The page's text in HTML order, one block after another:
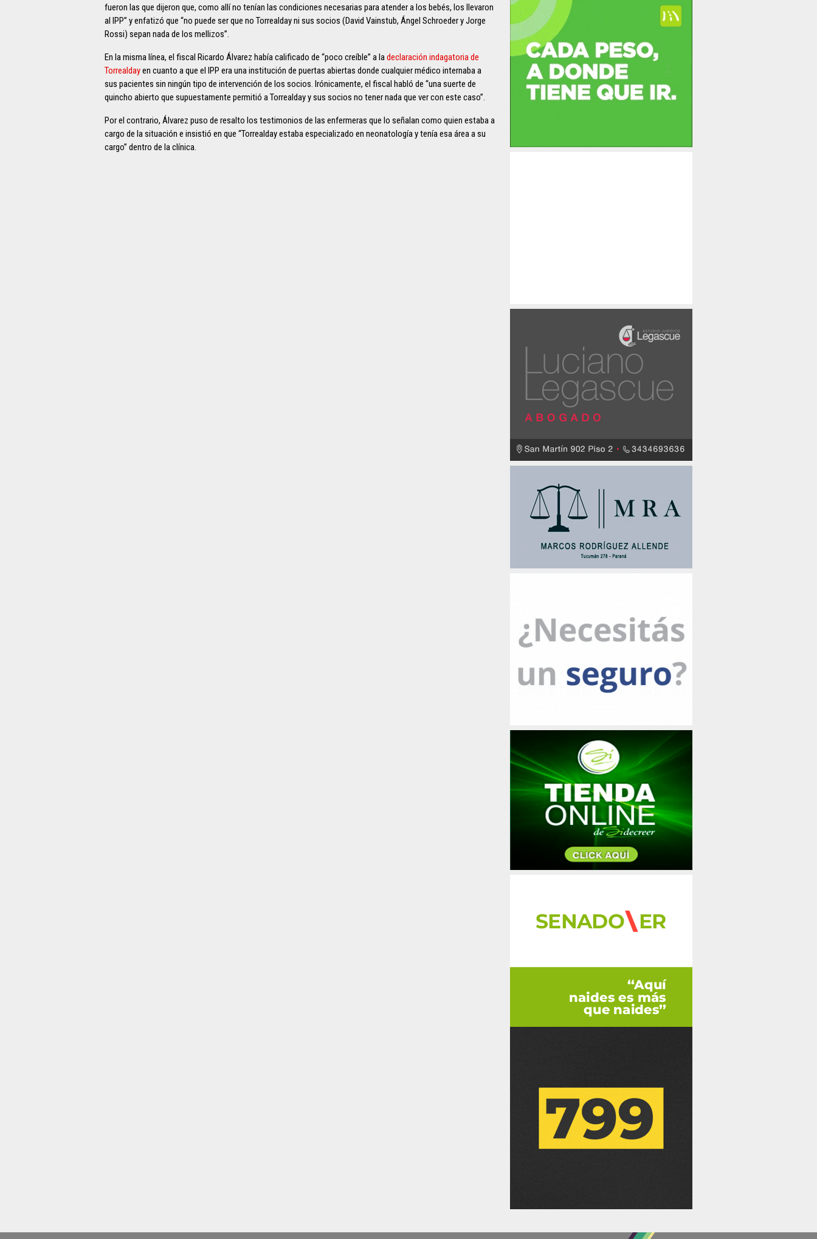
fueron las que dijeron que, como allí no tenían las condiciones necesarias para atender a los bebés, los llevaron
al IPP” y enfatizó que “no puede ser que no Torrealday ni sus socios (David Vainstub, Ángel Schroeder y Jorge
Rossi) sepan nada de los mellizos”.
En la misma línea, el fiscal Ricardo Álvarez había calificado de “poco creíble” a ladeclaración indagatoria de
Torrealdayen cuanto a que el IPP era una institución de puertas abiertas donde cualquier médico internaba a
sus pacientes sin ningún tipo de intervención de los socios. Irónicamente, el fiscal habló de “una suerte de
quincho abierto que supuestamente permitió a Torrealday y sus socios no tener nada que ver con este caso”.
Por el contrario, Álvarez puso de resalto los testimonios de las enfermeras que lo señalan como quien estaba a
cargo de la situación e insistió en que “Torrealday estaba especializado en neonatología y tenía esa área a su
cargo” dentro de la clínica.